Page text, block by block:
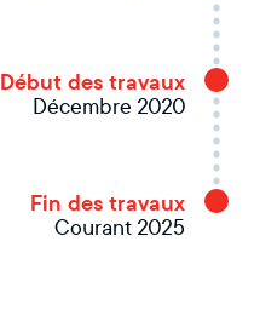
Début des travaux
Décembre 2020
Fin des travaux
Courant 2025